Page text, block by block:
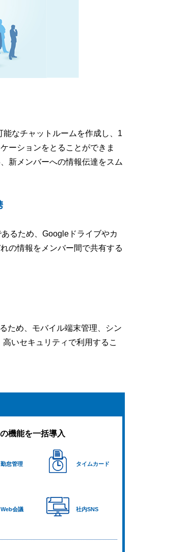
なチャットルームを作成し、1
ーションをとることができま
新メンバーへの情報伝達をスム
るため、Googleドライブやカ
の情報をメンバー間で共有する
ため、モバイル端末管理、シン
いセキュリティで利用するこ
機能を一括導入
勤怠管理 タイムカード
Web会議 社内SNS